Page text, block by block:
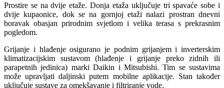
Prostire se na dvije etaže. Donja etaža uključuje tri spavaće sobe i
dvije kupaonice, dok se na gornjoj etaži nalazi prostran dnevni
boravak obasjan prirodnim svjetlom i velika terasa s prekrasnim
pogledom.
Grijanje i hlađenje osigurano je podnim grijanjem i inverterskim
klimatizacijskim sustavom (hlađenje i grijanje preko zidnih ili
parapetnih jedinica) marki Daikin i Mitsubishi. Tim se sustavima
može upravljati daljinski putem mobilne aplikacije. Stan također
uključuje sustave za omekšavanje i filtriranje vode.